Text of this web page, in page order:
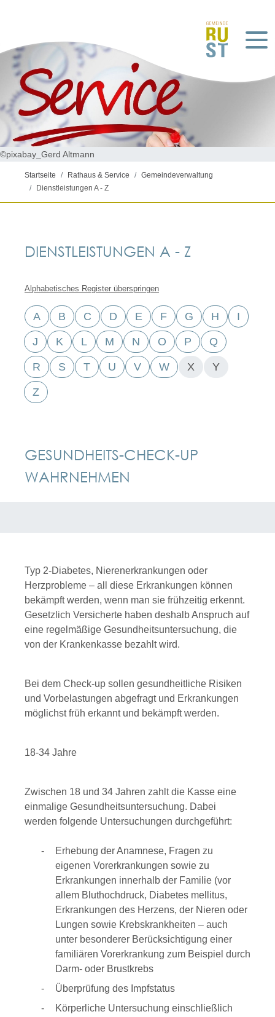
©pixabay_Gerd Altmann
Startseite Rathaus & Service
Gemeindeverwaltung
Dienstleistungen A - Z
DIENSTLEISTUNGEN A - Z
Alphabetisches Register überspringen
A B C D E F G H I
J K L M N O P Q
R S T U V W X Y
Z
GESUNDHEITS-CHECK-UP
WAHRNEHMEN
Typ 2-Diabetes, Nierenerkrankungen oder
Herzprobleme – all diese Erkrankungen können
bekämpft werden, wenn man sie frühzeitig erkennt.
Gesetzlich Versicherte haben deshalb Anspruch auf
eine regelmäßige Gesundheitsuntersuchung, die
von der Krankenkasse bezahlt wird.
Bei dem Check-up sollen gesundheitliche Risiken
und Vorbelastungen abgefragt und Erkrankungen
möglichst früh erkannt und bekämpft werden.
18-34 Jahre
Zwischen 18 und 34 Jahren zahlt die Kasse eine
einmalige Gesundheitsuntersuchung. Dabei
werden folgende Untersuchungen durchgeführt:
Erhebung der Anamnese, Fragen zu
eigenen Vorerkrankungen sowie zu
Erkrankungen innerhalb der Familie (vor
allem Bluthochdruck, Diabetes mellitus,
Erkrankungen des Herzens, der Nieren oder
Lungen sowie Krebskrankheiten – auch
unter besonderer Berücksichtigung einer
familiären Vorerkrankung zum Beispiel durch
Darm- oder Brustkrebs
Überprüfung des Impfstatus
Körperliche Untersuchung einschließlich